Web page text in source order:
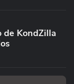
de KondZilla